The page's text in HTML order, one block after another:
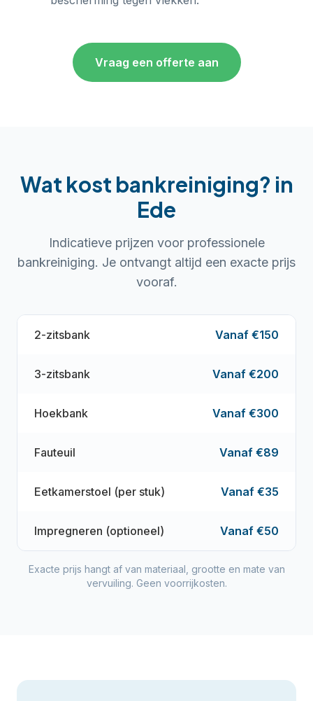
Vraag een offerte aan
Wat kost bankreiniging? in
Ede
Indicatieve prijzen voor professionele
bankreiniging. Je ontvangt altijd een exacte prijs
vooraf.
2-zitsbank Vanaf €150
3-zitsbank Vanaf €200
Hoekbank Vanaf €300
Fauteuil Vanaf €89
Eetkamerstoel (per stuk) Vanaf €35
Impregneren (optioneel) Vanaf €50
Exacte prijs hangt af van materiaal, grootte en mate van
vervuiling. Geen voorrijkosten.